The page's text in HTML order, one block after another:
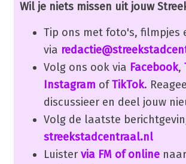
Wil je niets missen uit jouw
Tip ons met foto's, filmpjes
via
Volg ons ook via Facebook,
Instagram ofTikTok.
discussieer en deel jouw
Volg de laatste
streekstadcentraal.nl
Luister via FM of online